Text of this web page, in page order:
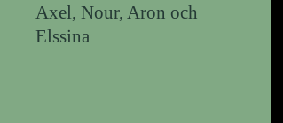
Axel, Nour, Aron och
Elssina